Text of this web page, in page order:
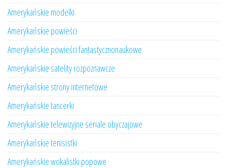
Amerykańskie modelki
Amerykańskie powieści
Amerykańskie powieści fantastycznonaukowe
Amerykańskie satelity rozpoznawcze
Amerykańskie strony internetowe
Amerykańskie tancerki
Amerykańskie telewizyjne seriale obyczajowe
Amerykańskie tenisistki
Amerykańskie wokalistki popowe